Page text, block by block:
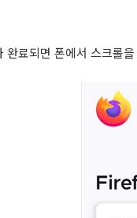
완료되면 폰에서 스크롤